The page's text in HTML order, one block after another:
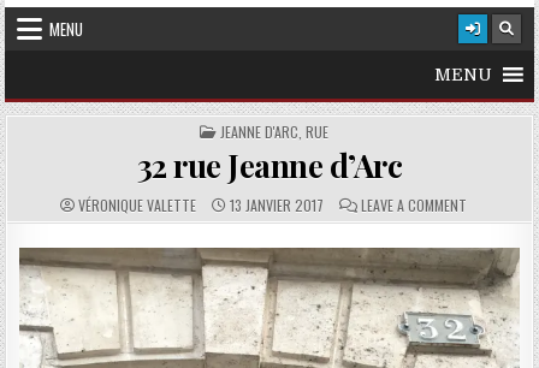
MENU
MENU
POSTED IN
JEANNE D'ARC, RUE
32 rue Jeanne d’Arc
AUTHOR:
VÉRONIQUE VALETTE PUBLISHED DATE:
13 JANVIER 2017 COMMENTS:
LEAVE A COMMENT ON 32 RUE